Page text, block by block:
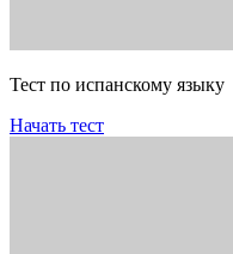
Тест по испанскому языку
Начать тест